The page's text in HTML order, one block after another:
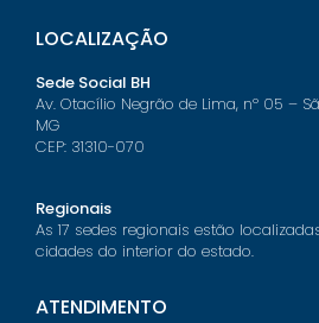
LOCALIZAÇÃO
Sede Social BH
Av. Otacílio Negrão de Lima, nº 05 –
MG
CEP: 31310-070
Regionais
As 17 sedes regionais estão
cidades do interior do estado.
ATENDIMENTO